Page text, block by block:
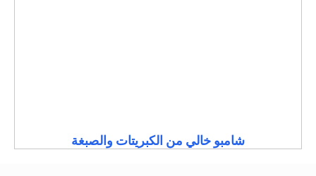
شامبو خالي من الكبريتات والصبغة